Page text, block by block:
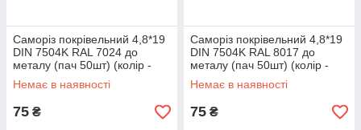
Саморіз покрівельний 4,8*19
DIN 7504K RAL 7024 до
металу (пач 50шт) (колір -
сірий графітовий) APRO
Немає в наявності
75 ₴
Саморіз покрівельний 4,8*19
DIN 7504K RAL 8017 до
металу (пач 50шт) (колір -
шоколадно-коричневий)
APRO
Немає в наявності
75 ₴